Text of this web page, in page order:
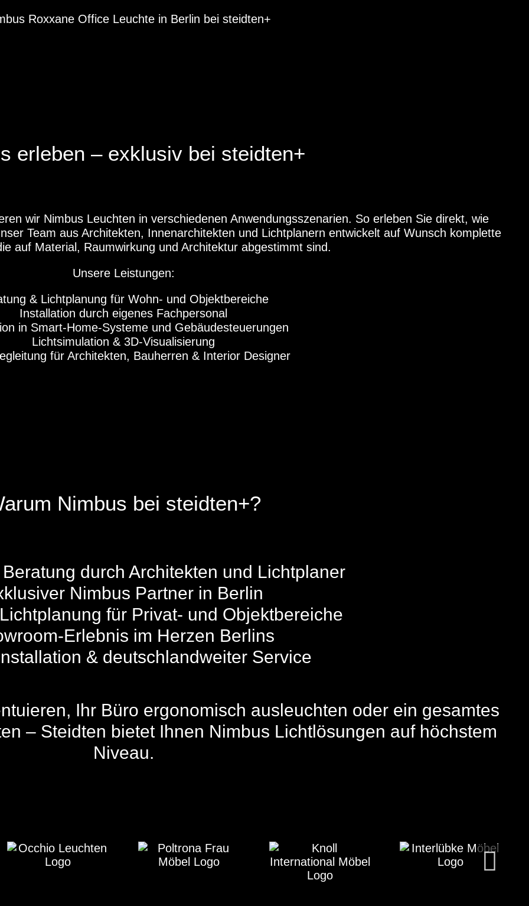
erleben – exklusiv bei steidten+
wir Nimbus Leuchten in verschiedenen Anwendungsszenarien. So erleben Sie direkt, wie
Team aus Architekten, Innenarchitekten und Lichtplanern entwickelt auf Wunsch komplette
auf Material, Raumwirkung und Architektur abgestimmt sind.
Unsere Leistungen:
& Lichtplanung für Wohn- und Objektbereiche
Installation durch eigenes Fachpersonal
in Smart-Home-Systeme und Gebäudesteuerungen
Lichtsimulation & 3D-Visualisierung
für Architekten, Bauherren & Interior Designer
Nimbus bei steidten+?
durch Architekten und Lichtplaner
Nimbus Partner in Berlin
für Privat- und Objektbereiche
Erlebnis im Herzen Berlins
& deutschlandweiter Service
Ihr Büro ergonomisch ausleuchten oder ein gesamtes
– Steidten bietet Ihnen Nimbus Lichtlösungen auf höchstem
Niveau.